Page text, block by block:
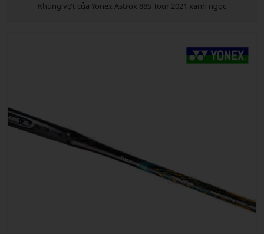
Khung vợt của Yonex Astrox 88S Tour 2021 xanh ngọc